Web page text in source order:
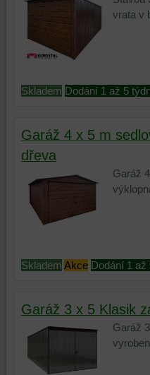
vrata v
Skladem Dodání 1 až 5
Garáž 4 x 5 m
dřeva
Garáž
Skladem Akce Dodání 1 až
Garáž 3 x 5 Klasik
Garáž
atd.
kterými
jste
interagovali
je
zaznamenávání
konverzních
a
podobně.
stránkách.